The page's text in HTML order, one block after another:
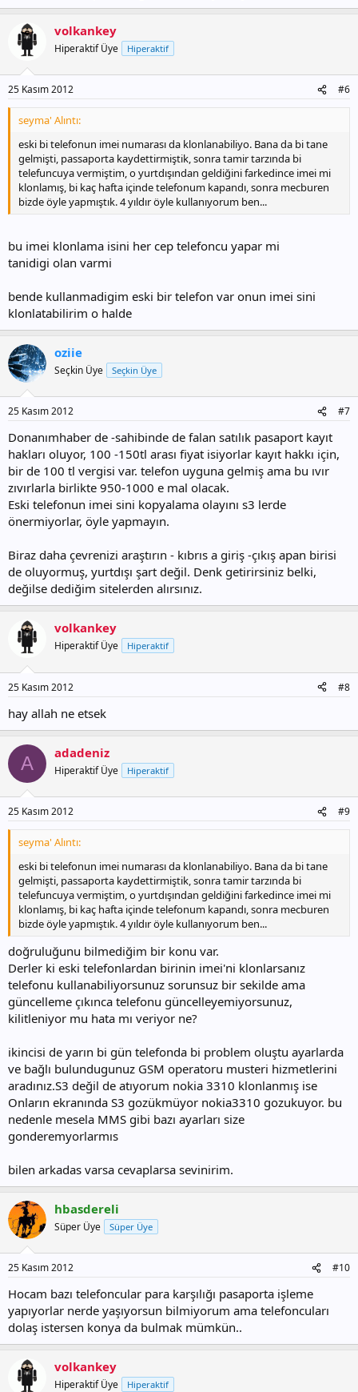
volkankey
Hiperaktif Üye Hiperaktif
25 Kasım 2012 #6
seyma' Alıntı:
eski bi telefonun imei numarası da klonlanabiliyo. Bana da bi tane
gelmişti, passaporta kaydettirmiştik, sonra tamir tarzında bi
telefuncuya vermiştim, o yurtdışından geldiğini farkedince imei mi
klonlamış, bi kaç hafta içinde telefonum kapandı, sonra mecburen
bizde öyle yapmıştık. 4 yıldır öyle kullanıyorum ben...
bu imei klonlama isini her cep telefoncu yapar mi
tanidigi olan varmi
bende kullanmadigim eski bir telefon var onun imei sini
klonlatabilirim o halde
oziie
Seçkin Üye Seçkin Üye
25 Kasım 2012 #7
Donanımhaber de -sahibinde de falan satılık pasaport kayıt
hakları oluyor, 100 -150tl arası fiyat isiyorlar kayıt hakkı için,
bir de 100 tl vergisi var. telefon uyguna gelmiş ama bu ıvır
zıvırlarla birlikte 950-1000 e mal olacak.
Eski telefonun imei sini kopyalama olayını s3 lerde
önermiyorlar, öyle yapmayın.
Biraz daha çevrenizi araştırın - kıbrıs a giriş -çıkış apan birisi
de oluyormuş, yurtdışı şart değil. Denk getirirsiniz belki,
değilse dediğim sitelerden alırsınız.
volkankey
Hiperaktif Üye Hiperaktif
25 Kasım 2012 #8
hay allah ne etsek
A adadeniz
Hiperaktif Üye Hiperaktif
25 Kasım 2012 #9
seyma' Alıntı:
eski bi telefonun imei numarası da klonlanabiliyo. Bana da bi tane
gelmişti, passaporta kaydettirmiştik, sonra tamir tarzında bi
telefuncuya vermiştim, o yurtdışından geldiğini farkedince imei mi
klonlamış, bi kaç hafta içinde telefonum kapandı, sonra mecburen
bizde öyle yapmıştık. 4 yıldır öyle kullanıyorum ben...
doğruluğunu bilmediğim bir konu var.
Derler ki eski telefonlardan birinin imei'ni klonlarsanız
telefonu kullanabiliyorsunuz sorunsuz bir sekilde ama
güncelleme çıkınca telefonu güncelleyemiyorsunuz,
kilitleniyor mu hata mı veriyor ne?
ikincisi de yarın bi gün telefonda bi problem oluştu ayarlarda
ve bağlı bulundugunuz GSM operatoru musteri hizmetlerini
aradınız.S3 değil de atıyorum nokia 3310 klonlanmış ise
Onların ekranında S3 gozükmüyor nokia3310 gozukuyor. bu
nedenle mesela MMS gibi bazı ayarları size
gonderemyorlarmıs
bilen arkadas varsa cevaplarsa sevinirim.
hbasdereli
Süper Üye Süper Üye
25 Kasım 2012 #10
Hocam bazı telefoncular para karşılığı pasaporta işleme
yapıyorlar nerde yaşıyorsun bilmiyorum ama telefoncuları
dolaş istersen konya da bulmak mümkün..
volkankey
Hiperaktif Üye Hiperaktif